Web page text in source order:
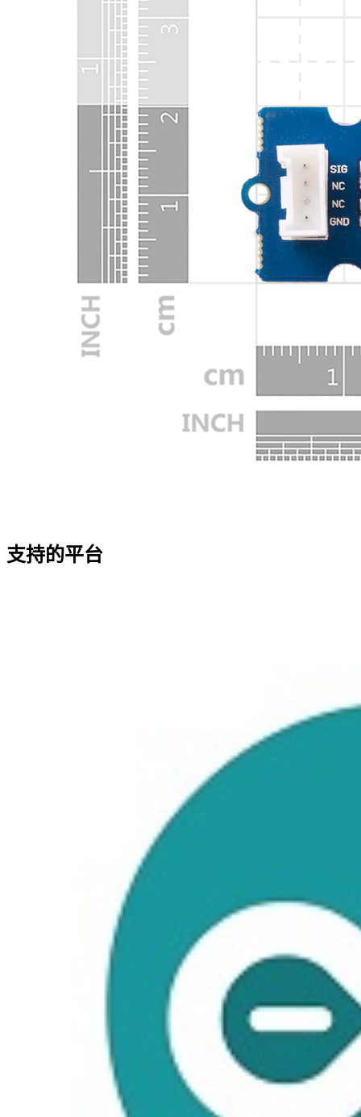
支持的平台